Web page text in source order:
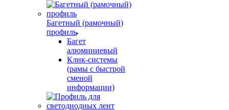
Багетный (рамочный)
профиль
Багет
алюминиевый
Клик-системы
(рамы с быстрой
сменой
информации)